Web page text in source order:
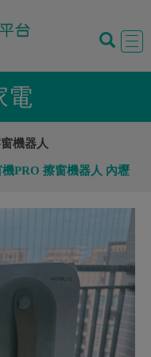
電
機器人
PRO 擦窗機器人 內壢